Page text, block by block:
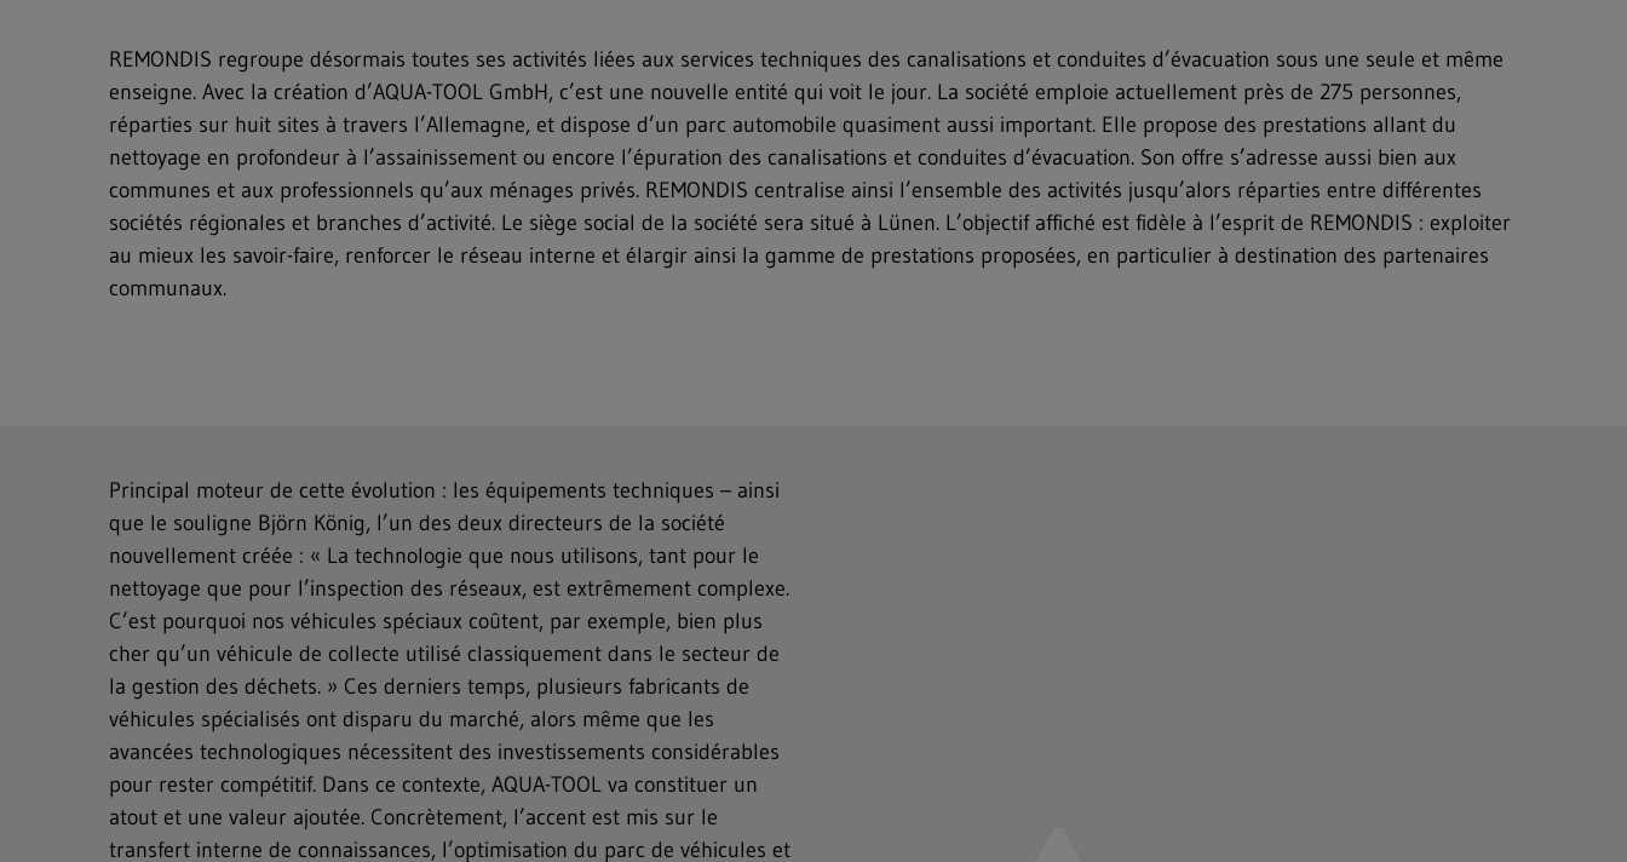
Recherche en texte intégral
REMONDIS regroupe désormais toutes ses activités liées aux services techniques des canalisations et conduites d’évacuation sous une seule et même
enseigne. Avec la création d’AQUA-TOOL GmbH, c’est une nouvelle entité qui voit le jour. La société emploie actuellement près de 275 personnes,
réparties sur huit sites à travers l’Allemagne, et dispose d’un parc automobile quasiment aussi important. Elle propose des prestations allant du
nettoyage en profondeur à l’assainissement ou encore l’épuration des canalisations et conduites d’évacuation. Son offre s’adresse aussi bien aux
communes et aux professionnels qu’aux ménages privés. REMONDIS centralise ainsi l’ensemble des activités jusqu’alors réparties entre différentes
sociétés régionales et branches d’activité. Le siège social de la société sera situé à Lünen. L’objectif affiché est fidèle à l’esprit de REMONDIS : exploiter
au mieux les savoir-faire, renforcer le réseau interne et élargir ainsi la gamme de prestations proposées, en particulier à destination des partenaires
communaux.
Principal moteur de cette évolution : les équipements techniques – ainsi
que le souligne Björn König, l’un des deux directeurs de la société
nouvellement créée : « La technologie que nous utilisons, tant pour le
nettoyage que pour l’inspection des réseaux, est extrêmement complexe.
C’est pourquoi nos véhicules spéciaux coûtent, par exemple, bien plus
cher qu’un véhicule de collecte utilisé classiquement dans le secteur de
la gestion des déchets. » Ces derniers temps, plusieurs fabricants de
véhicules spécialisés ont disparu du marché, alors même que les
avancées technologiques nécessitent des investissements considérables
pour rester compétitif. Dans ce contexte, AQUA-TOOL va constituer un
atout et une valeur ajoutée. Concrètement, l’accent est mis sur le
transfert interne de connaissances, l’optimisation du parc de véhicules et